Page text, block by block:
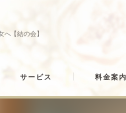
【結の会】
サービス 料金案内